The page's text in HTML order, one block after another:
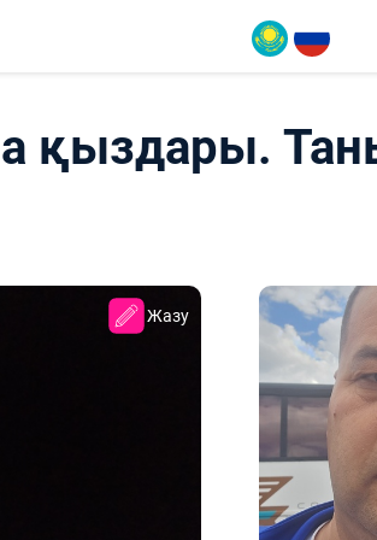
қыздары.
Жазу